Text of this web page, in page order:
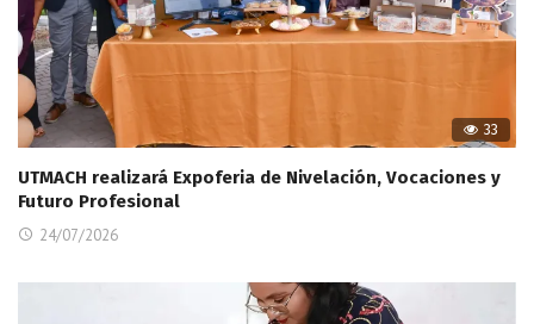
33
UTMACH realizará Expoferia de Nivelación, Vocaciones y
Futuro Profesional
24/07/2026